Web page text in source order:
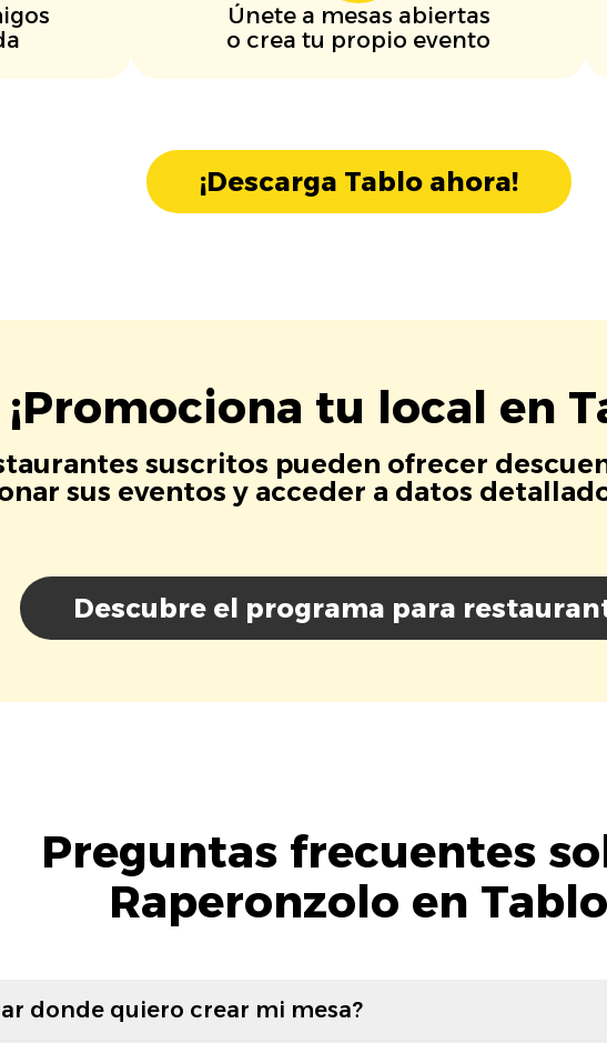
Únete a mesas abiertas
o crea tu propio evento
¡Descarga Tablo ahora!
¡Promociona tu local en
suscritos pueden ofrecer
sus eventos y acceder a datos
Descubre el programa para
Preguntas frecuentes
Raperonzolo en Tablo
donde quiero crear mi mesa?